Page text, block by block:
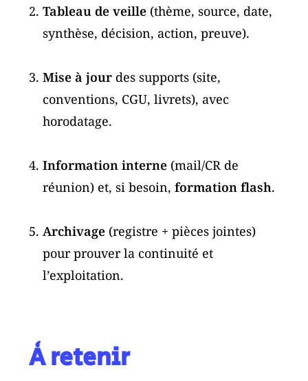
Tableau de veille (thème, source, date,
synthèse, décision, action, preuve).
Mise à jour des supports (site,
conventions, CGU, livrets), avec
horodatage.
Information interne (mail/CR de
réunion) et, si besoin,formation flash.
Archivage (registre + pièces jointes)
pour prouver la continuité et
l’exploitation.
À retenir